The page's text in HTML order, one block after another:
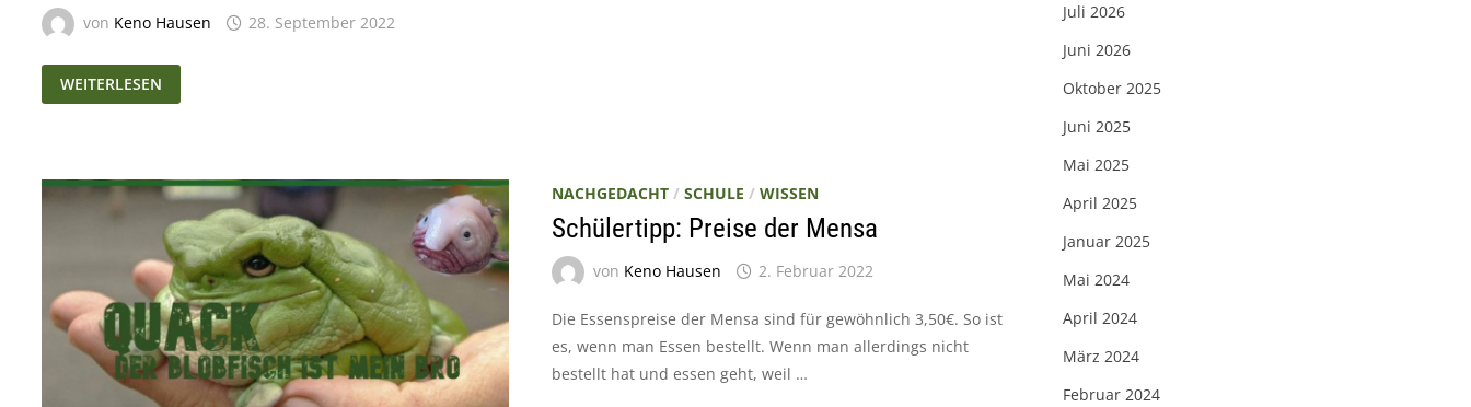
von Keno Hausen 28. September 2022
WENN
DU
DAS
FINDEST
WEITERLESEN
NACHGEDACHT/ SCHULE / WISSEN
Schülertipp: Preise der Mensa
von Keno Hausen 2. Februar 2022
Die Essenspreise der Mensa sind für gewöhnlich 3,50€. So ist
es, wenn man Essen bestellt. Wenn man allerdings nicht
bestellt hat und essen geht, weil …
Juli 2026
Juni 2026
Oktober 2025
Juni 2025
Mai 2025
April 2025
Januar 2025
Mai 2024
April 2024
März 2024
Februar 2024